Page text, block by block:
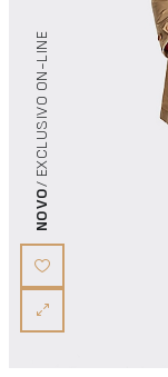
NOVO
/ EXCLUSIVO ON-LINE